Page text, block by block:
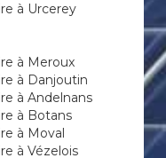
à Urcerey
à Meroux
à Danjoutin
à Andelnans
à Botans
à Moval
à Vézelois